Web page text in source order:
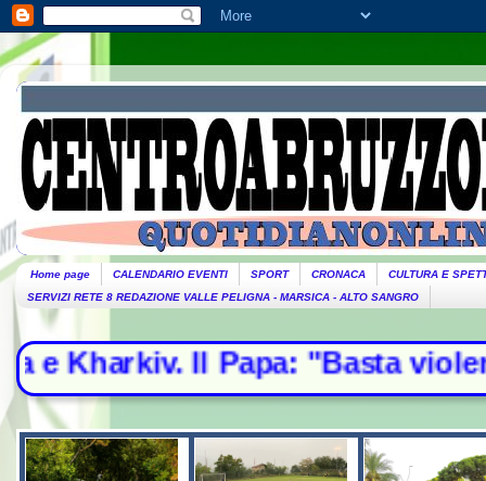
Home page CALENDARIO EVENTI SPORT CRONACA
CULTURA E
SERVIZI RETE 8 REDAZIONE VALLE PELIGNA - MARSICA - ALTO SANGRO
Il Papa: "Basta violenze,